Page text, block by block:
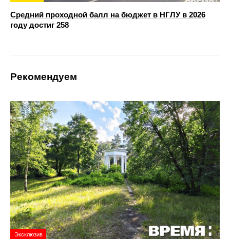
Средний проходной балл на бюджет в НГЛУ в 2026
году достиг 258
Рекомендуем
Эксклюзив